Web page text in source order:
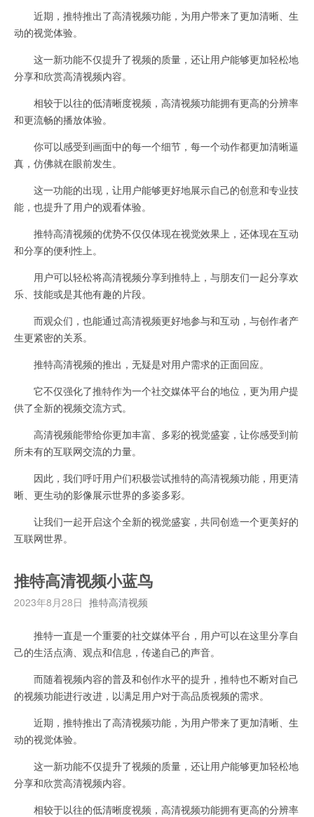
近期，推特推出了高清视频功能，为用户带来了更加清晰、生
动的视觉体验。
这一新功能不仅提升了视频的质量，还让用户能够更加轻松地
分享和欣赏高清视频内容。
相较于以往的低清晰度视频，高清视频功能拥有更高的分辨率
和更流畅的播放体验。
你可以感受到画面中的每一个细节，每一个动作都更加清晰逼
真，仿佛就在眼前发生。
这一功能的出现，让用户能够更好地展示自己的创意和专业技
能，也提升了用户的观看体验。
推特高清视频的优势不仅仅体现在视觉效果上，还体现在互动
和分享的便利性上。
用户可以轻松将高清视频分享到推特上，与朋友们一起分享欢
乐、技能或是其他有趣的片段。
而观众们，也能通过高清视频更好地参与和互动，与创作者产
生更紧密的关系。
推特高清视频的推出，无疑是对用户需求的正面回应。
它不仅强化了推特作为一个社交媒体平台的地位，更为用户提
供了全新的视频交流方式。
高清视频能带给你更加丰富、多彩的视觉盛宴，让你感受到前
所未有的互联网交流的力量。
因此，我们呼吁用户们积极尝试推特的高清视频功能，用更清
晰、更生动的影像展示世界的多姿多彩。
让我们一起开启这个全新的视觉盛宴，共同创造一个更美好的
互联网世界。
推特高清视频小蓝鸟
2023年8月28日 推特高清视频
推特一直是一个重要的社交媒体平台，用户可以在这里分享自
己的生活点滴、观点和信息，传递自己的声音。
而随着视频内容的普及和创作水平的提升，推特也不断对自己
的视频功能进行改进，以满足用户对于高品质视频的需求。
近期，推特推出了高清视频功能，为用户带来了更加清晰、生
动的视觉体验。
这一新功能不仅提升了视频的质量，还让用户能够更加轻松地
分享和欣赏高清视频内容。
相较于以往的低清晰度视频，高清视频功能拥有更高的分辨率